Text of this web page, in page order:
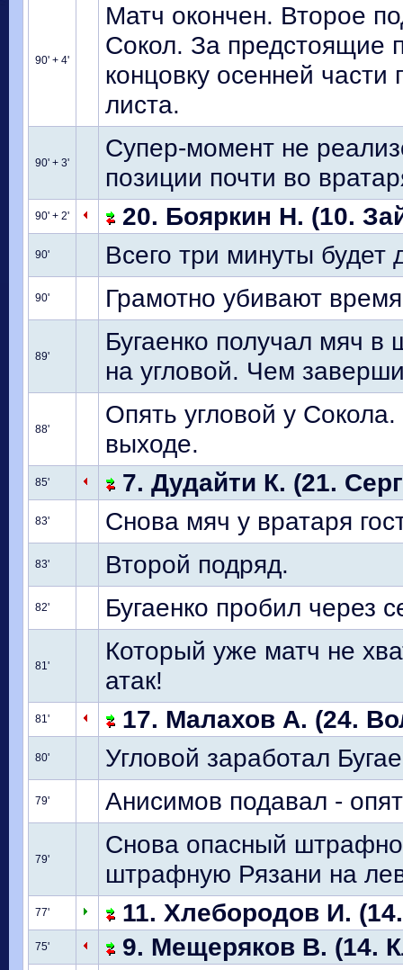
90' + 4'
Матч окончен. Второе
Сокол. За предстоящие
концовку осенней части
листа.
90' + 3'
Супер-момент не
позиции почти во
90' + 2' 20. Бояркин Н. (10.
90' Всего три минуты будет
90' Грамотно убивают
89'
Бугаенко получал мяч
на угловой. Чем
88'
Опять угловой у
выходе.
85' 7. Дудайти К. (21.
83' Снова мяч у вратаря
83' Второй подряд.
82' Бугаенко пробил через
81'
Который уже матч не
атак!
81' 17. Малахов А. (24.
80' Угловой заработал
79' Анисимов подавал -
79'
Снова опасный
штрафную Рязани на
77' 11. Хлебородов И.
75' 9. Мещеряков В. (14.